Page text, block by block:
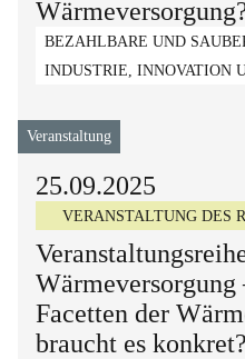
BEZAHLBARE UND
INDUSTRIE, INNOVATION
Veranstaltung
25.09.2025
VERANSTALTUNG DES
Facetten der
braucht es konkret?